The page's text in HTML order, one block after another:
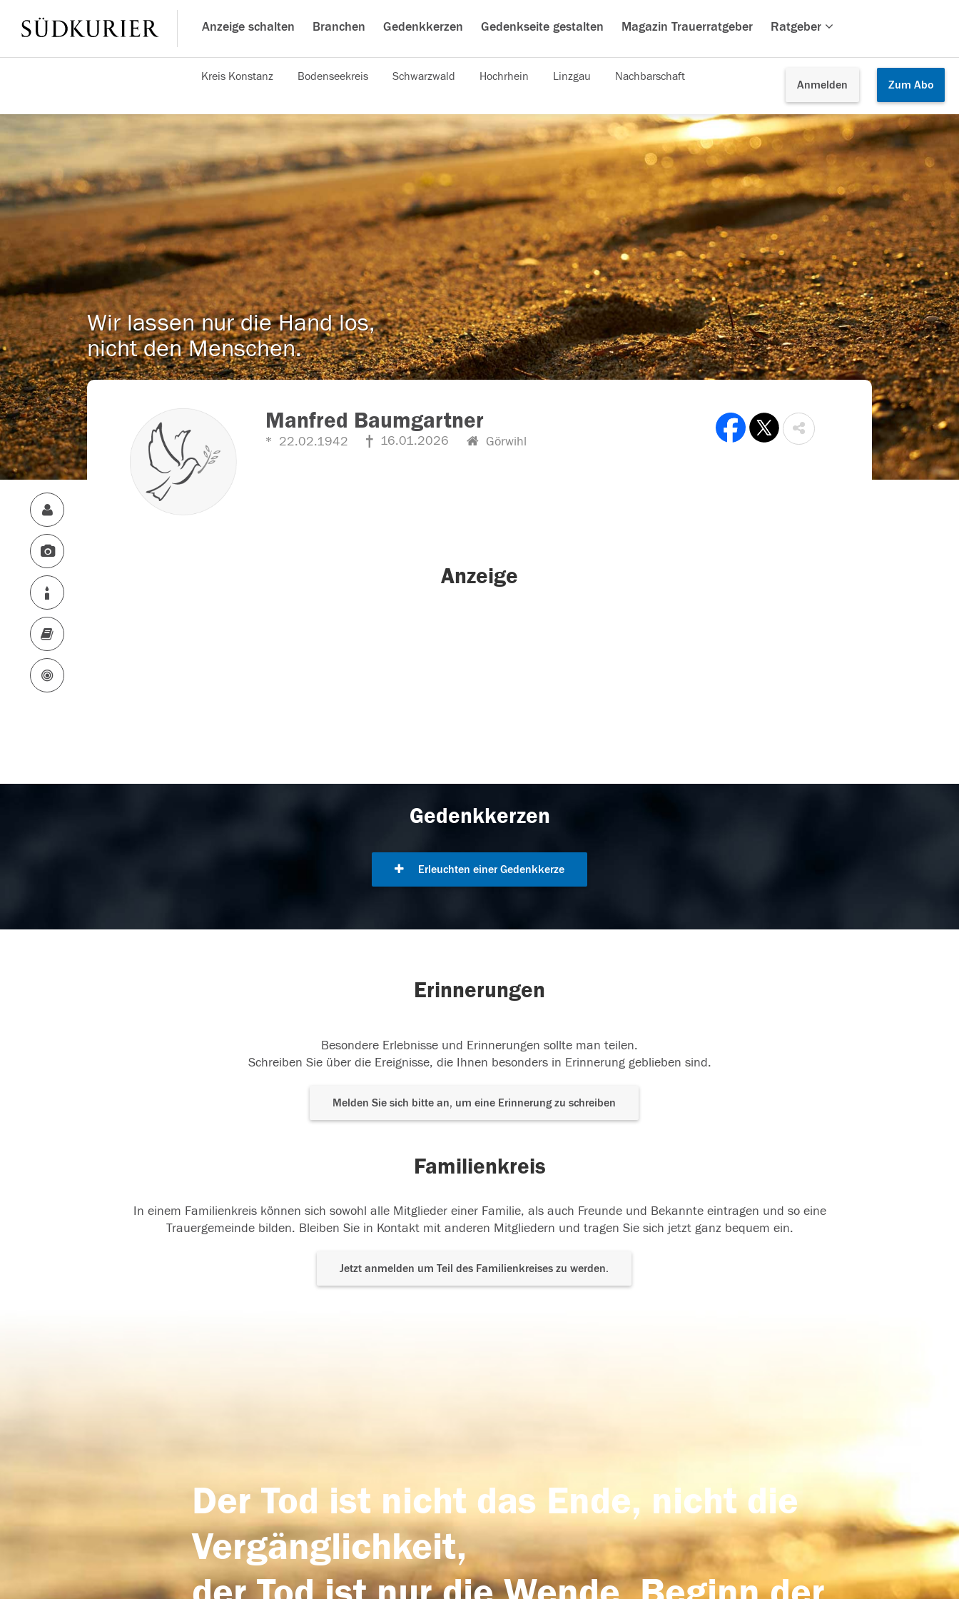
Anzeige schalten Branchen Gedenkkerzen Gedenkseite gestalten Magazin Trauerratgeber Ratgeber
Anmelden Zum Abo
Kreis Konstanz Bodenseekreis Schwarzwald Hochrhein Linzgau Nachbarschaft
Wir lassen nur die Hand los,
nicht den Menschen.
Manfred Baumgartner
22.02.1942 16.01.2026 Görwihl
Anzeige
Gedenkkerzen
Erleuchten einer Gedenkkerze
Erinnerungen
Besondere Erlebnisse und Erinnerungen sollte man teilen.
Schreiben Sie über die Ereignisse, die Ihnen besonders in Erinnerung geblieben sind.
Melden Sie sich bitte an, um eine Erinnerung zu schreiben
Familienkreis
In einem Familienkreis können sich sowohl alle Mitglieder einer Familie, als auch Freunde und Bekannte eintragen und so eine
Trauergemeinde bilden. Bleiben Sie in Kontakt mit anderen Mitgliedern und tragen Sie sich jetzt ganz bequem ein.
Jetzt anmelden um Teil des Familienkreises zu werden.
Der Tod ist nicht das Ende, nicht die
Vergänglichkeit,